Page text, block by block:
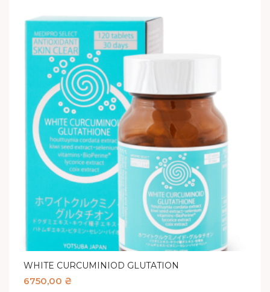
WHITE CURCUMINIOD GLUTATION
6750,00 ₴